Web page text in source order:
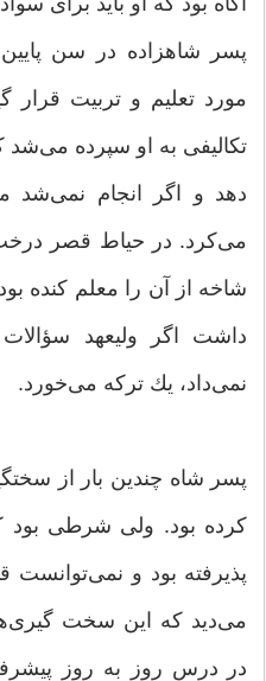
پسر شاهزاده در سن
مورد تعلیم و تربیت
تكالیفی به او سپرده می‌شد
دهد و اگر انجام نمی‌شد
می‌كرد. در حیاط قصر درخت
شاخه از آن را معلم كنده
داشت اگر ولیعهد
نمی‌داد، یك تركه می‌خورد.
پسر شاه چندین بار از
كرده بود. ولی شرطی بود
پذیرفته بود و نمی‌توانست
می‌دید كه این سخت
در درس روز به روز